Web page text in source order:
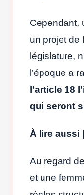
Cependant,
un projet de
législature,
l’époque a
l’article 18
qui seront
À lire aussi
Au regard
et une